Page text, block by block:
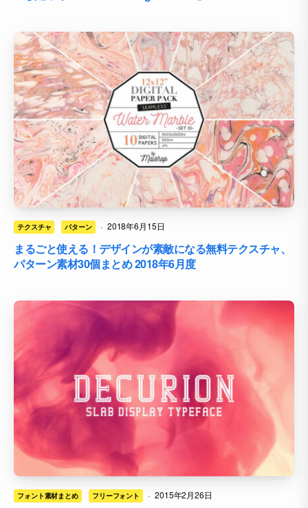
テクスチャ パターン · 2018年6月15日
まるごと使える！デザインが素敵になる無料テクスチャ、
パターン素材30個まとめ 2018年6月度
フォント素材まとめ フリーフォント · 2015年2月26日